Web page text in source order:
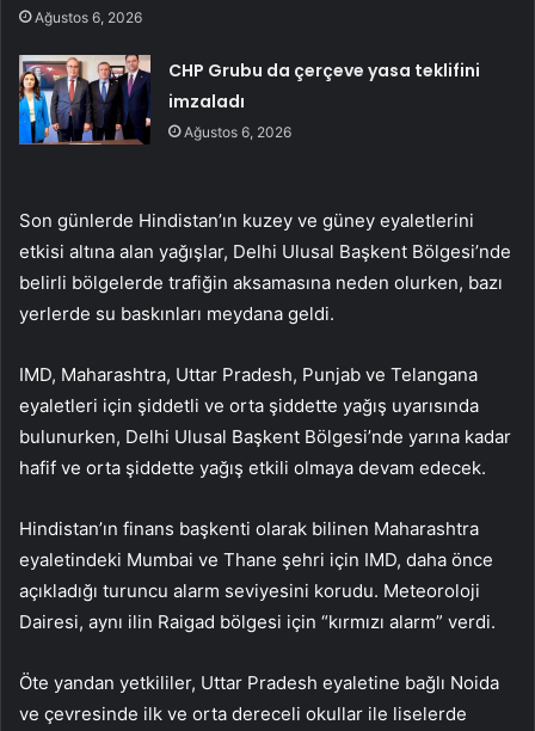
Ağustos 6, 2026
CHP Grubu da çerçeve yasa teklifini
imzaladı
Ağustos 6, 2026
Son günlerde Hindistan’ın kuzey ve güney eyaletlerini
etkisi altına alan yağışlar, Delhi Ulusal Başkent Bölgesi’nde
belirli bölgelerde trafiğin aksamasına neden olurken, bazı
yerlerde su baskınları meydana geldi.
IMD, Maharashtra, Uttar Pradesh, Punjab ve Telangana
eyaletleri için şiddetli ve orta şiddette yağış uyarısında
bulunurken, Delhi Ulusal Başkent Bölgesi’nde yarına kadar
hafif ve orta şiddette yağış etkili olmaya devam edecek.
Hindistan’ın finans başkenti olarak bilinen Maharashtra
eyaletindeki Mumbai ve Thane şehri için IMD, daha önce
açıkladığı turuncu alarm seviyesini korudu. Meteoroloji
Dairesi, aynı ilin Raigad bölgesi için “kırmızı alarm” verdi.
Öte yandan yetkililer, Uttar Pradesh eyaletine bağlı Noida
ve çevresinde ilk ve orta dereceli okullar ile liselerde